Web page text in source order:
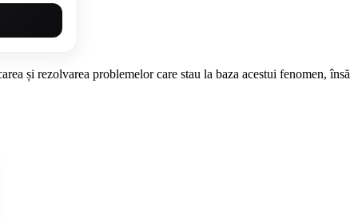
și rezolvarea problemelor care stau la baza acestui fenomen, însă